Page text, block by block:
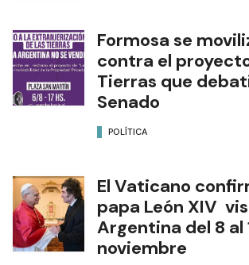
Formosa se
contra el
Tierras que
Senado
POLÍTICA
El Vaticano
papa León XIV
Argentina del 8 al
noviembre